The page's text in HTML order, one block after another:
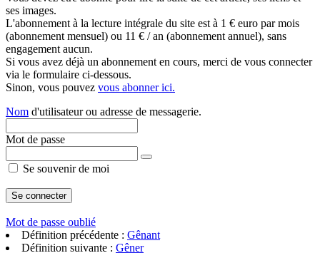
ses images.
L'abonnement à la lecture intégrale du site est à 1 € euro par mois
(abonnement mensuel) ou 11 € / an (abonnement annuel), sans
engagement aucun.
Si vous avez déjà un abonnement en cours, merci de vous connecter
via le formulaire ci-dessous.
Sinon, vous pouvez vous abonner ici.
Nom d'utilisateur ou adresse de messagerie.
Mot de passe
Se souvenir de moi
Mot de passe oublié
Définition précédente : Gênant
Définition suivante : Gêner